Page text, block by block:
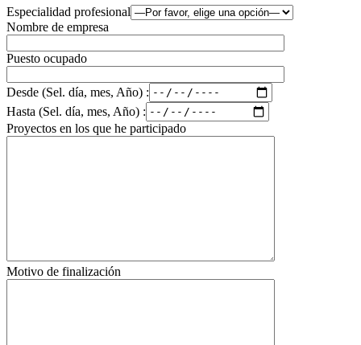
Especialidad profesional
Nombre de empresa
Puesto ocupado
Desde (Sel. día, mes, Año) :
Hasta (Sel. día, mes, Año) :
Proyectos en los que he participado
Motivo de finalización